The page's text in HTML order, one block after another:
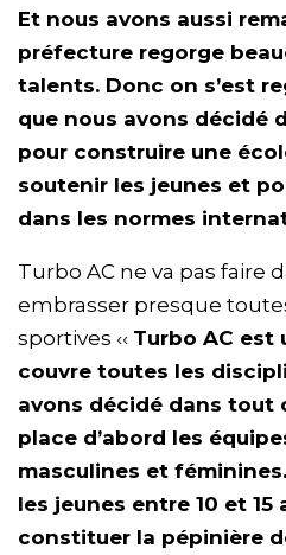
Et nous avons aussi
préfecture regorge
talents. Donc on s’est
que nous avons décidé
pour construire une
soutenir les jeunes et
dans les normes
Turbo AC ne va pas faire
embrasser presque
sportives ‹‹ Turbo AC est
couvre toutes les
avons décidé dans tout
place d’abord les
masculines et
les jeunes entre 10 et 15
constituer la pépinière